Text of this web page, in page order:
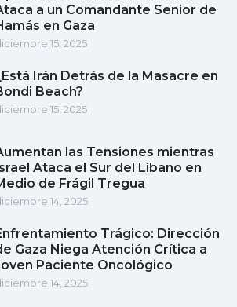
a un Comandante Senior de
en Gaza
15, 2025
Irán Detrás de la Masacre en
Beach?
15, 2025
las Tensiones mientras
Israel Ataca el Sur del Líbano en
de Frágil Tregua
14, 2025
Trágico: Dirección
Gaza Niega Atención Crítica a
Paciente Oncológico
14, 2025